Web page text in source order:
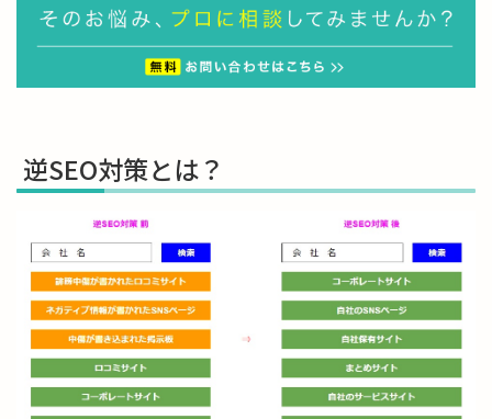
逆SEO対策とは？